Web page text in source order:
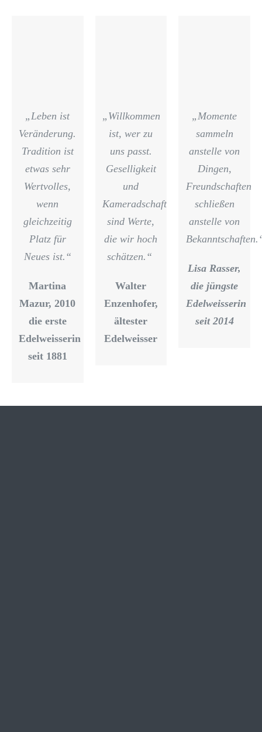
„Leben ist
Veränderung.
Tradition ist
etwas sehr
Wertvolles,
wenn
gleichzeitig
Platz für
Neues ist.“
Martina
Mazur, 2010
die erste
Edelweisserin
seit 1881
„Willkommen
ist, wer zu
uns passt.
Geselligkeit
und
Kameradschaft
sind Werte,
die wir hoch
schätzen.“
Walter
Enzenhofer,
ältester
Edelweisser
„Momente
sammeln
anstelle von
Dingen,
Freundschaften
schließen
anstelle von
Lisa Rasser,
die jüngste
Edelweisserin
seit 2014